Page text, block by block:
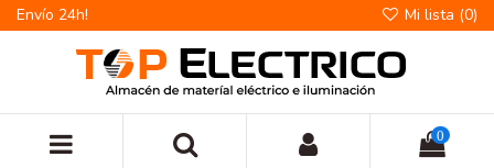
Envío 24h! Mi lista (0)
0